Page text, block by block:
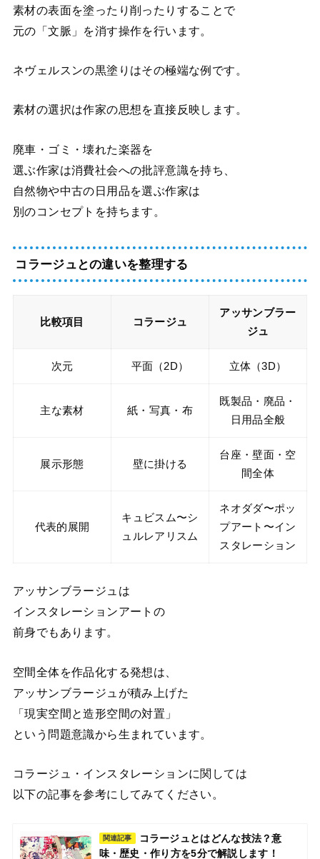
素材の表面を塗ったり削ったりすることで
元の「文脈」を消す操作を行います。
ネヴェルスンの黒塗りはその極端な例です。
素材の選択は作家の思想を直接反映します。
廃車・ゴミ・壊れた楽器を
選ぶ作家は消費社会への批評意識を持ち、
自然物や中古の日用品を選ぶ作家は
別のコンセプトを持ちます。
コラージュとの違いを整理する
比較項目 コラージュ
アッサンブラー
ジュ
次元 平面（2D） 立体（3D）
主な素材 紙・写真・布
既製品・廃品・
日用品全般
展示形態 壁に掛ける
台座・壁面・空
間全体
代表的展開
キュビスム〜シ
ュルレアリスム
ネオダダ〜ポッ
プアート〜イン
スタレーション
アッサンブラージュは
インスタレーションアートの
前身でもあります。
空間全体を作品化する発想は、
アッサンブラージュが積み上げた
「現実空間と造形空間の対置」
という問題意識から生まれています。
コラージュ・インスタレーションに関しては
以下の記事を参考にしてみてください。
関連記事
コラージュとはどんな技法？意
味・歴史・作り方を5分で解説します！